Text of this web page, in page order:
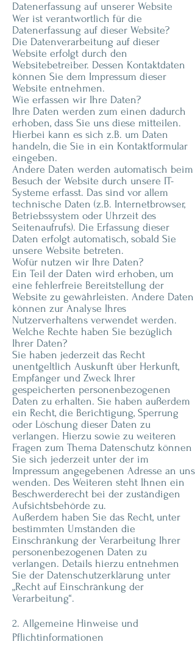
Datenerfassung auf unserer Website
Wer ist verantwortlich für die
Datenerfassung auf dieser Website?
Die Datenverarbeitung auf dieser
Website erfolgt durch den
Websitebetreiber. Dessen Kontaktdaten
können Sie dem Impressum dieser
Website entnehmen.
Wie erfassen wir Ihre Daten?
Ihre Daten werden zum einen dadurch
erhoben, dass Sie uns diese mitteilen.
Hierbei kann es sich z.B. um Daten
handeln, die Sie in ein Kontaktformular
eingeben.
Andere Daten werden automatisch beim
Besuch der Website durch unsere IT-
Systeme erfasst. Das sind vor allem
technische Daten (z.B. Internetbrowser,
Betriebssystem oder Uhrzeit des
Seitenaufrufs). Die Erfassung dieser
Daten erfolgt automatisch, sobald Sie
unsere Website betreten.
Wofür nutzen wir Ihre Daten?
Ein Teil der Daten wird erhoben, um
eine fehlerfreie Bereitstellung der
Website zu gewährleisten. Andere Daten
können zur Analyse Ihres
Nutzerverhaltens verwendet werden.
Welche Rechte haben Sie bezüglich
Ihrer Daten?
Sie haben jederzeit das Recht
unentgeltlich Auskunft über Herkunft,
Empfänger und Zweck Ihrer
gespeicherten personenbezogenen
Daten zu erhalten. Sie haben außerdem
ein Recht, die Berichtigung, Sperrung
oder Löschung dieser Daten zu
verlangen. Hierzu sowie zu weiteren
Fragen zum Thema Datenschutz können
Sie sich jederzeit unter der im
Impressum angegebenen Adresse an uns
wenden. Des Weiteren steht Ihnen ein
Beschwerderecht bei der zuständigen
Aufsichtsbehörde zu.
Außerdem haben Sie das Recht, unter
bestimmten Umständen die
Einschränkung der Verarbeitung Ihrer
personenbezogenen Daten zu
verlangen. Details hierzu entnehmen
Sie der Datenschutzerklärung unter
„Recht auf Einschränkung der
Verarbeitung“.
2. Allgemeine Hinweise und
Pflichtinformationen